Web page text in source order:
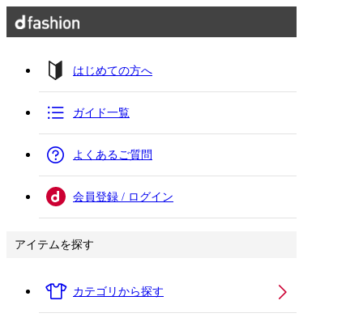
はじめての方へ
ガイド一覧
よくあるご質問
会員登録 / ログイン
アイテムを探す
カテゴリから探す